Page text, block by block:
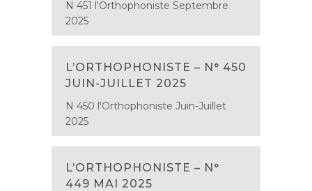
N 451 l'Orthophoniste Septembre
2025
L’ORTHOPHONISTE – N° 450
JUIN-JUILLET 2025
N 450 l'Orthophoniste Juin-Juillet
2025
L’ORTHOPHONISTE – N°
449 MAI 2025